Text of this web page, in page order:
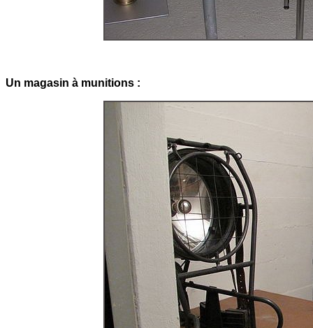
Un magasin à munitions :